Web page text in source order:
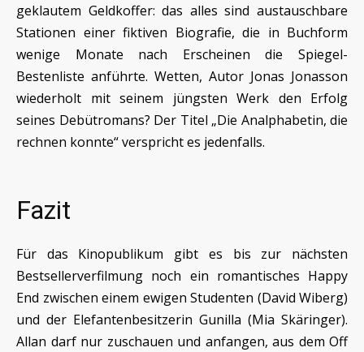
geklautem Geldkoffer: das alles sind austauschbare
Stationen einer fiktiven Biografie, die in Buchform
wenige Monate nach Erscheinen die Spiegel-
Bestenliste anführte. Wetten, Autor Jonas Jonasson
wiederholt mit seinem jüngsten Werk den Erfolg
seines Debütromans? Der Titel „Die Analphabetin, die
rechnen konnte“ verspricht es jedenfalls.
Fazit
Für das Kinopublikum gibt es bis zur nächsten
Bestsellerverfilmung noch ein romantisches Happy
End zwischen einem ewigen Studenten (David Wiberg)
und der Elefantenbesitzerin Gunilla (Mia Skäringer).
Allan darf nur zuschauen und anfangen, aus dem Off